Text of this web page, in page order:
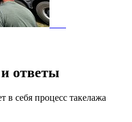
ответы
в себя процесс такелажа